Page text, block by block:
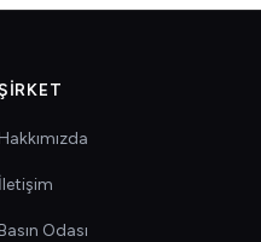
İletişim
Odası